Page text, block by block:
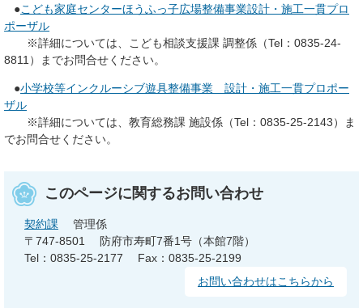
●こども家庭センターほうふっ子広場整備事業設計・施工一貫プロ
ポーザル
※詳細については、こども相談支援課 調整係（Tel：0835-24-
8811）までお問合せください。
●小学校等インクルーシブ遊具整備事業 設計・施工一貫プロポー
ザル
※詳細については、教育総務課 施設係（Tel：0835-25-2143）ま
でお問合せください。
このページに関するお問い合わせ
契約課
管理係
〒747-8501
防府市寿町7番1号（本館7階）
Tel：0835-25-2177
Fax：0835-25-2199
お問い合わせはこちらから